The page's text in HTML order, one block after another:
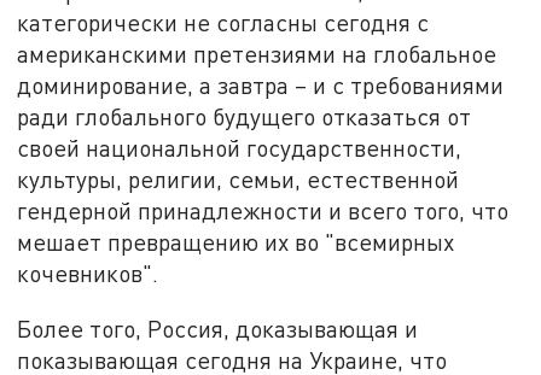
категорически не согласны сегодня с
американскими претензиями на глобальное
доминирование, а завтра – и с требованиями
ради глобального будущего отказаться от
своей национальной государственности,
культуры, религии, семьи, естественной
гендерной принадлежности и всего того, что
мешает превращению их во "всемирных
кочевников".
Более того, Россия, доказывающая и
показывающая сегодня на Украине, что